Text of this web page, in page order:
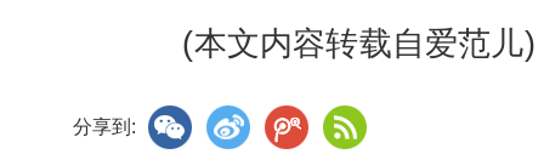
(本文内容转载自爱范儿)
分享到: